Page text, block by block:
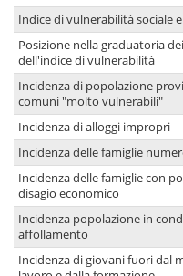
Indice di vulnerabilità sociale
Posizione nella graduatoria
dell'indice di vulnerabilità
Incidenza di popolazione
comuni "molto vulnerabili"
Incidenza di alloggi impropri
Incidenza delle famiglie
Incidenza delle famiglie con
disagio economico
Incidenza popolazione in
affollamento
Incidenza di giovani fuori dal